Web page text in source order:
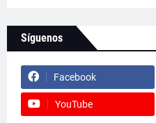
Síguenos
Facebook
YouTube